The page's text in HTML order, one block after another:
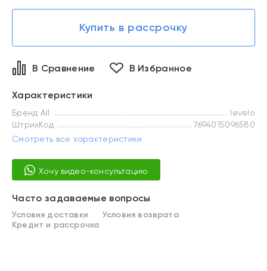
Купить в рассрочку
В Сравнение В Избранное
Характеристики
Бренд All
levelo
ШтрихКод
7694015096580
Смотреть все характеристики
Хочу видео-консультацию
Часто задаваемые вопросы
Условия доставки
Условия возврата
Кредит и рассрочка